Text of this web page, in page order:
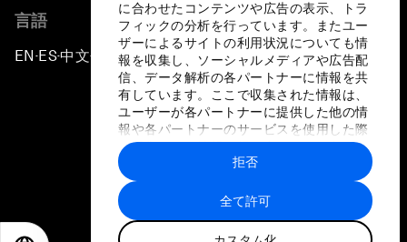
に合わせたコンテンツや広告の表示、トラ
フィックの分析を行っています。またユー
ザーによるサイトの利用状況についても情
報を収集し、ソーシャルメディアや広告配
信、データ解析の各パートナーに情報を共
有しています。ここで収集された情報は、
ユーザーが各パートナーに提供した他の情
報や各パートナーのサービスを使用した際
に収集された情報と組み合わされ、各パー
トナーによって使用されることがありま
す。
全て許可
拒否
言語
EN ▪ES▪中文▪ 日本語
プライバシーポリシーと利用規約
サイトマップ